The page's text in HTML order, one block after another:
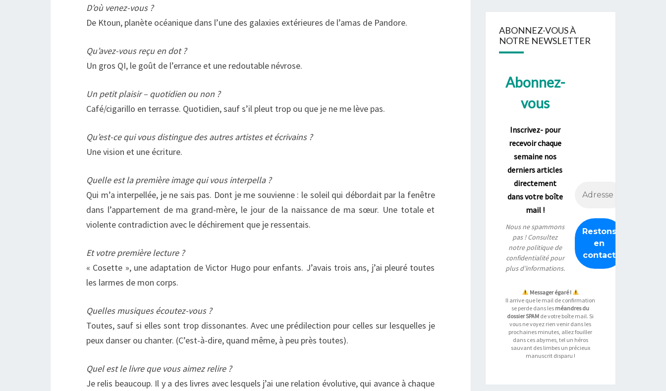
D’où venez-vous ?
De Ktoun, planète océanique dans l’une des galaxies extérieures de l’amas de Pandore.
Qu’avez-vous reçu en dot ?
Un gros QI, le goût de l’errance et une redoutable névrose.
Un petit plaisir – quotidien ou non ?
Café/cigarillo en terrasse. Quotidien, sauf s’il pleut trop ou que je ne me lève pas.
Qu’est-ce qui vous distingue des autres artistes et écrivains ?
Une vision et une écriture.
Quelle est la première image qui vous interpella ?
Qui m’a interpellée, je ne sais pas. Dont je me souvienne : le soleil qui débordait par la fenêtre
dans l’appartement de ma grand-mère, le jour de la naissance de ma sœur. Une totale et
violente contradiction avec le déchirement que je ressentais.
Et votre première lecture ?
« Cosette », une adaptation de Victor Hugo pour enfants. J’avais trois ans, j’ai pleuré toutes
les larmes de mon corps.
Quelles musiques écoutez-vous ?
Toutes, sauf si elles sont trop dissonantes. Avec une prédilection pour celles sur lesquelles je
peux danser ou chanter. (C’est-à-dire, quand même, à peu près toutes).
Quel est le livre que vous aimez relire ?
Je relis beaucoup. Il y a des livres avec lesquels j’ai une relation évolutive, qui avance à chaque
ABONNEZ-VOUS À
NOTRE NEWSLETTER
Abonnez-
vous
Inscrivez- pour
recevoir chaque
semaine nos
derniers articles
directement
dans votre boîte
mail !
Nous ne spammons
pas ! Consultez
notrepolitique de
confidentialitépour
plus d’informations.
Messager égaré !
Il arrive que le mail de confirmation
se perde dans les méandres du
dossier SPAM de votre boîte mail. Si
vous ne voyez rien venir dans les
prochaines minutes, allez fouiller
dans ces abymes, tel un héros
sauvant des limbes un précieux
manuscrit disparu !